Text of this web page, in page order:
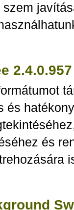
2.4.0.957
és
és